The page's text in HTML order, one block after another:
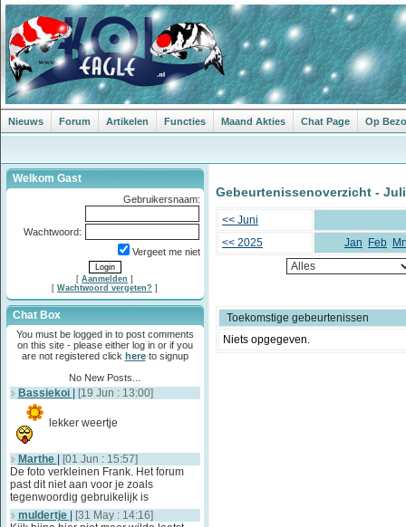
Nieuws Forum Artikelen Functies Maand Akties Chat Page Op
Welkom Gast
Gebruikersnaam:
Wachtwoord:
Vergeet me niet
[ Aanmelden ]
[ Wachtwoord vergeten? ]
Chat Box
You must be logged in to post comments
on this site - please either log in or if you
are not registered click hereto signup
No New Posts...
Bassiekoi [19 Jun : 13:00]
lekker weertje
Marthe
[01 Jun : 15:57]
De foto verkleinen Frank. Het forum
past dit niet aan voor je zoals
tegenwoordig gebruikelijk is
muldertje
[31 May : 14:16]
Gebeurtenissenoverzicht -
<< Juni
<< 2025
Jan Feb
Toekomstige gebeurtenissen
Niets opgegeven.